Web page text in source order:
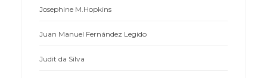
Josephine M.Hopkins
Juan Manuel Fernández Legido
Judit da Silva